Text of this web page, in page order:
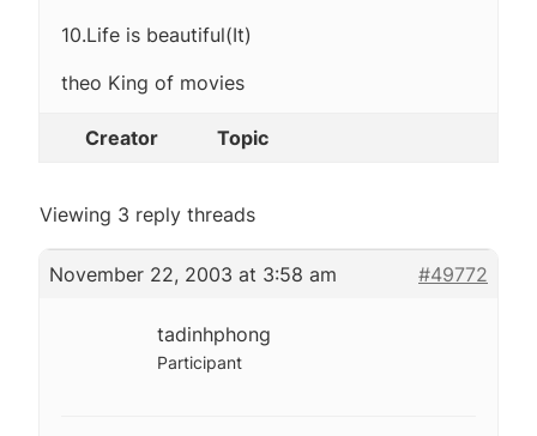
10.Life is beautiful(It)
theo King of movies
Creator Topic
Viewing 3 reply threads
November 22, 2003 at 3:58 am #49772
tadinhphong
Participant